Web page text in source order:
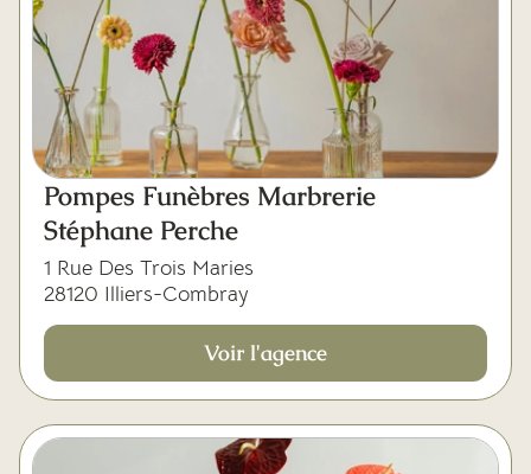
Pompes Funèbres Marbrerie
Stéphane Perche
1 Rue Des Trois Maries
28120 Illiers-Combray
Voir l'agence